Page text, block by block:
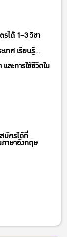
ได้ 1–3 วิชา
ทศ เรียนรู้
ะการใช้ชีวิตใน
าษาอังกฤษ
มัครได้ที่